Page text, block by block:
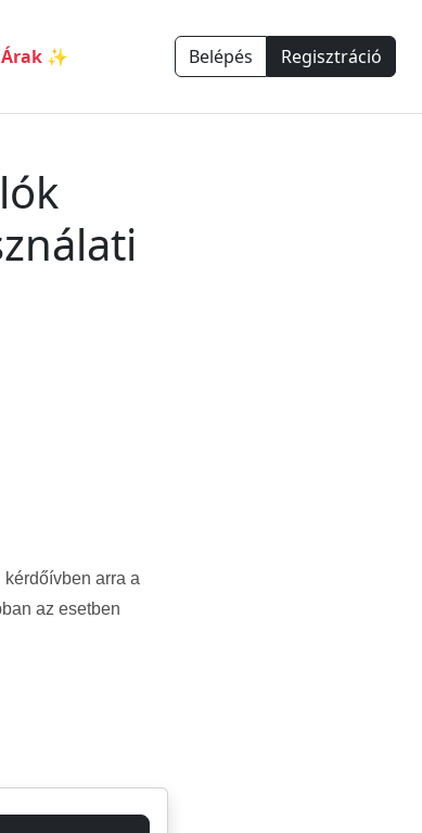
Árak ✨ Belépés Regisztráció
arra a
az esetben